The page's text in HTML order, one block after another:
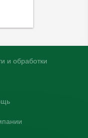
и обработки